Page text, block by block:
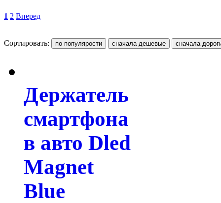
1 2 Вперед
Сортировать:
Держатель
смартфона
в авто Dled
Magnet
Blue